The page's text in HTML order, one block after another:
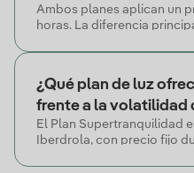
Ambos planes aplican un
horas. La diferencia
¿Qué plan de luz
frente a la volatilidad
El Plan Supertranquilidad
Iberdrola, con precio fijo